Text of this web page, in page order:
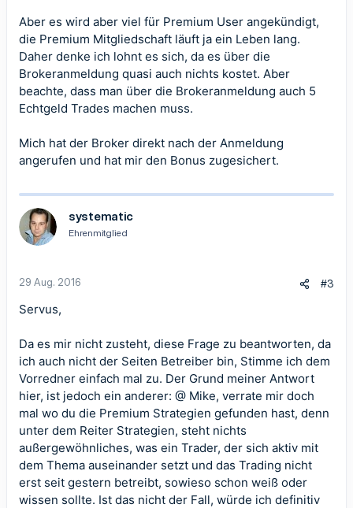
Aber es wird aber viel für Premium User angekündigt,
die Premium Mitgliedschaft läuft ja ein Leben lang.
Daher denke ich lohnt es sich, da es über die
Brokeranmeldung quasi auch nichts kostet. Aber
beachte, dass man über die Brokeranmeldung auch 5
Echtgeld Trades machen muss.
Mich hat der Broker direkt nach der Anmeldung
angerufen und hat mir den Bonus zugesichert.
systematic
Ehrenmitglied
29 Aug. 2016 #3
Servus,
Da es mir nicht zusteht, diese Frage zu beantworten, da
ich auch nicht der Seiten Betreiber bin, Stimme ich dem
Vorredner einfach mal zu. Der Grund meiner Antwort
hier, ist jedoch ein anderer: @ Mike, verrate mir doch
mal wo du die Premium Strategien gefunden hast, denn
unter dem Reiter Strategien, steht nichts
außergewöhnliches, was ein Trader, der sich aktiv mit
dem Thema auseinander setzt und das Trading nicht
erst seit gestern betreibt, sowieso schon weiß oder
wissen sollte. Ist das nicht der Fall, würde ich definitiv